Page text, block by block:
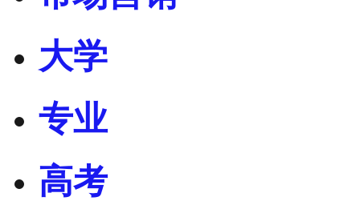
大学
专业
高考